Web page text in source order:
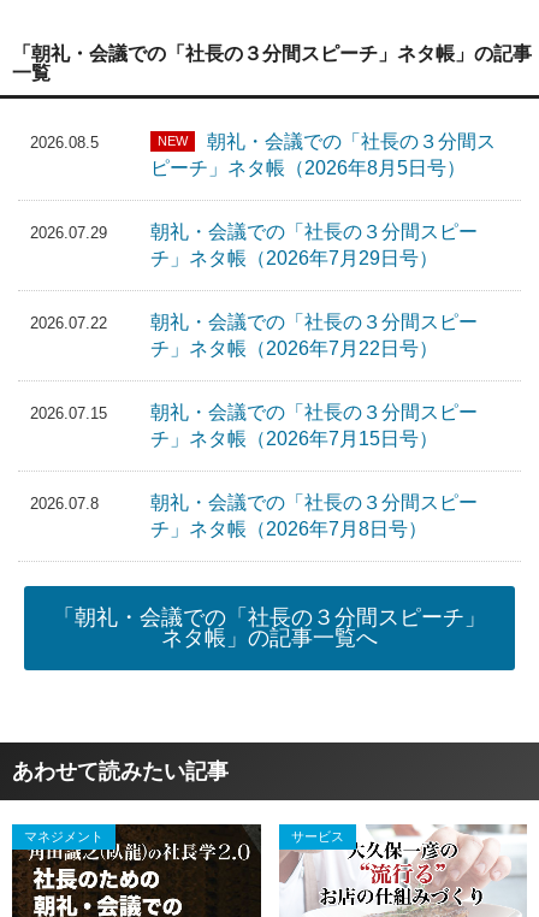
「朝礼・会議での「社長の３分間スピーチ」ネタ帳」の記事
一覧
2026.08.5 NEW
朝礼・会議での「社長の３分間ス
ピーチ」ネタ帳（2026年8月5日号）
2026.07.29
朝礼・会議での「社長の３分間スピー
チ」ネタ帳（2026年7月29日号）
2026.07.22
朝礼・会議での「社長の３分間スピー
チ」ネタ帳（2026年7月22日号）
2026.07.15
朝礼・会議での「社長の３分間スピー
チ」ネタ帳（2026年7月15日号）
2026.07.8
朝礼・会議での「社長の３分間スピー
チ」ネタ帳（2026年7月8日号）
「朝礼・会議での「社長の３分間スピーチ」
ネタ帳」の記事一覧へ
あわせて読みたい記事
マネジメント サービス